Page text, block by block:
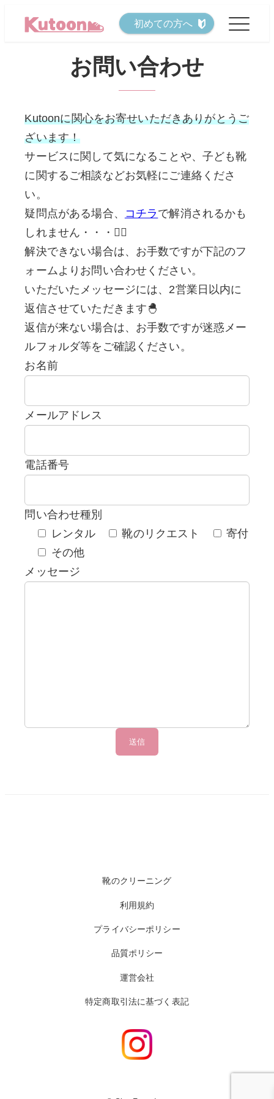
初めての方へ
お問い合わせ
Kutoonに関心をお寄せいただきありがとうご
ざいます！
サービスに関して気になることや、子ども靴
に関するご相談などお気軽にご連絡くださ
い。
疑問点がある場合、
コチラ で解消されるかも
しれません・・・🙇‍♂️
解決できない場合は、お手数ですが下記のフ
ォームよりお問い合わせください。
いただいたメッセージには、2営業日以内に
返信させていただきます🐣
返信が来ない場合は、お手数ですが迷惑メー
ルフォルダ等をご確認ください。
お名前
メールアドレス
電話番号
問い合わせ種別
レンタル
靴のリクエスト
寄付
その他
メッセージ
靴のクリーニング
利用規約
プライバシーポリシー
品質ポリシー
運営会社
特定商取引法に基づく表記